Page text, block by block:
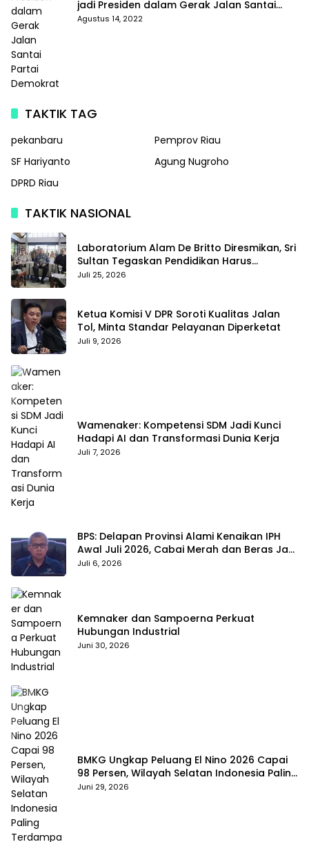
jadi Presiden dalam Gerak Jalan Santai
Partai Demokrat
Agustus 14, 2022
TAKTIK TAG
pekanbaru
Pemprov Riau
SF Hariyanto
Agung Nugroho
DPRD Riau
TAKTIK NASIONAL
Laboratorium Alam De Britto Diresmikan, Sri
Sultan Tegaskan Pendidikan Harus
Membentuk Karakter
Juli 25, 2026
Ketua Komisi V DPR Soroti Kualitas Jalan
Tol, Minta Standar Pelayanan Diperketat
Juli 9, 2026
Wamenaker: Kompetensi SDM Jadi Kunci
Hadapi AI dan Transformasi Dunia Kerja
Juli 7, 2026
BPS: Delapan Provinsi Alami Kenaikan IPH
Awal Juli 2026, Cabai Merah dan Beras Jadi
Pemicu
Juli 6, 2026
Kemnaker dan Sampoerna Perkuat
Hubungan Industrial
Juni 30, 2026
BMKG Ungkap Peluang El Nino 2026 Capai
98 Persen, Wilayah Selatan Indonesia Paling
Terdampak
Juni 29, 2026